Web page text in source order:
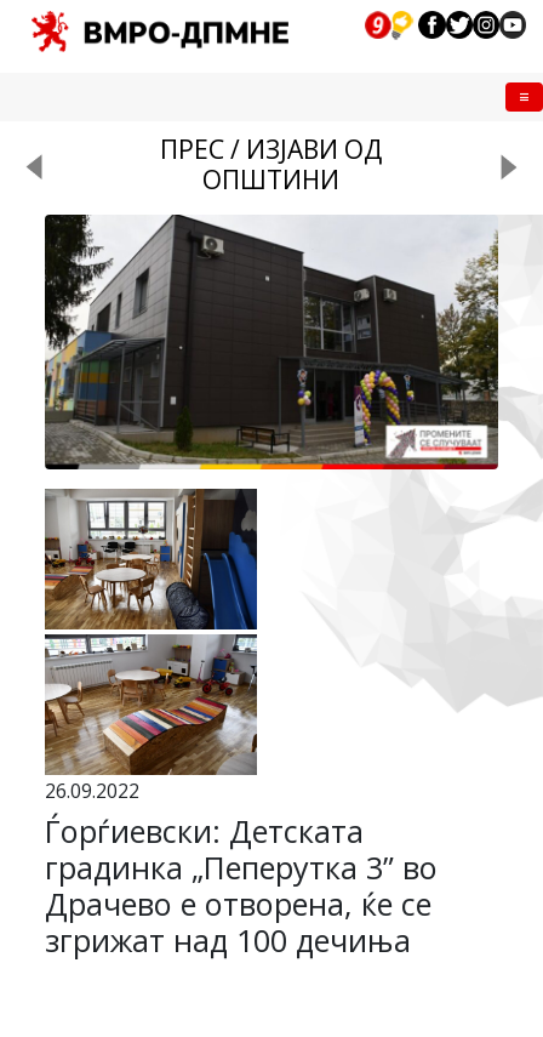
ПРЕС / ИЗЈАВИ ОД
ОПШТИНИ
26.09.2022
Ѓорѓиевски: Детската
градинка „Пеперутка 3” во
Драчево е отворена, ќе се
згрижат над 100 дечиња